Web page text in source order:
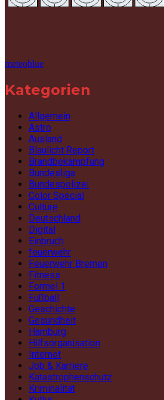
meteoblue
Kategorien
Allgemein
Astro
Ausland
Blaulicht Report
Brandbekämpfung
Bundesliga
Bundespolizei
Color Special
Culture
Deutschland
Digital
Einbruch
feuerwehr
Feuerwehr Bremen
Fitness
Formel 1
Fußball
Geschichte
Gesundheit
Hamburg
Hilfsorganisation
Internet
Job & Karriere
Katastrophenschutz
Kriminalität